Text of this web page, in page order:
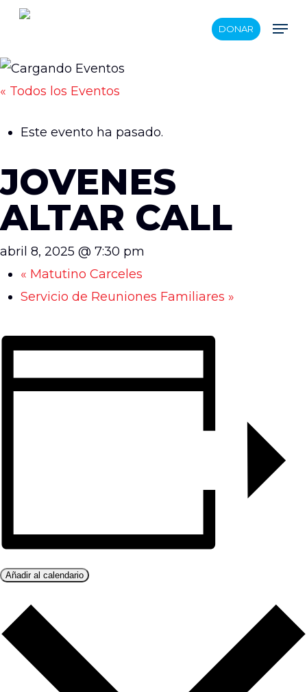
Skip
main
content
DONAR Menu
« Todos los Eventos
Este evento ha pasado.
JOVENES
ALTAR CALL
abril 8, 2025 @ 7:30 pm
« Matutino Carceles
Servicio de Reuniones Familiares »
Añadir al calendario